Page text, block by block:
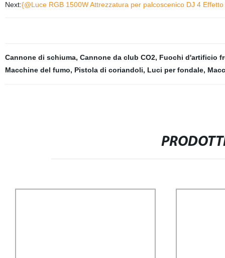
Next:{@Luce RGB 1500W Attrezzatura per palcoscenico DJ 4
Cannone di schiuma, Cannone da club CO2, Fuochi d'artificio
Macchine del fumo, Pistola di coriandoli, Luci per fondale,